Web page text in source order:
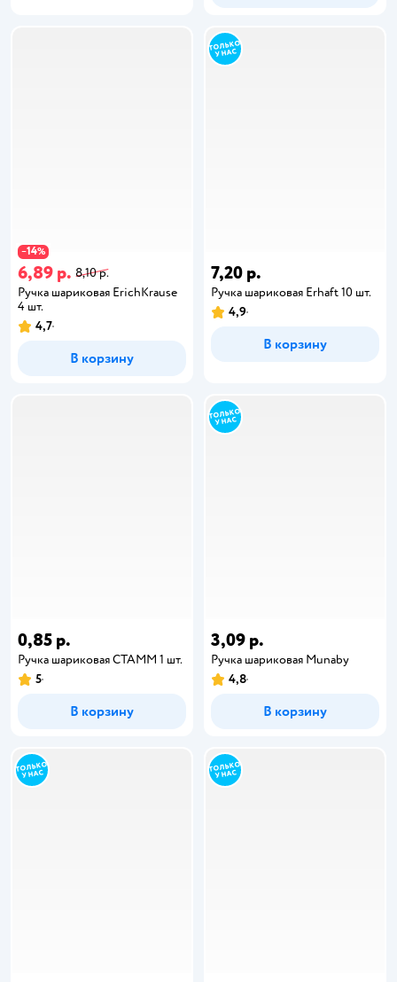
−14%
6,89 р. 8,10 р.
Ручка шариковая ErichKrause
4 шт.
4,7
В корзину
7,20 р.
Ручка шариковая Erhaft 10 шт.
4,9
В корзину
0,85 р.
Ручка шариковая СТАММ 1 шт.
5
В корзину
3,09 р.
Ручка шариковая Munaby
4,8
В корзину